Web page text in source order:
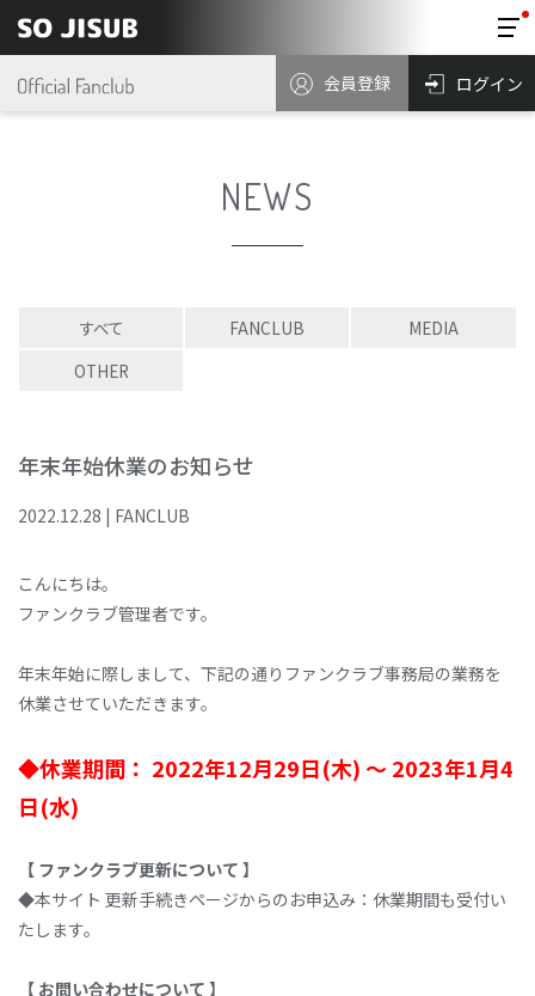
会員登録 ログイン
NEWS
すべて FANCLUB
MEDIA
OTHER
年末年始休業のお知らせ
2022.12.28 | FANCLUB
こんにちは。
ファンクラブ管理者です。
年末年始に際しまして、下記の通りファンクラブ事務局の業務を
休業させていただきます。
◆休業期間： 2022年12月29日(木) ～ 2023年1月4
日(水)
【 ファンクラブ更新について 】
◆本サイト 更新手続きページからのお申込み：休業期間も受付い
たします。
【 お問い合わせについて 】